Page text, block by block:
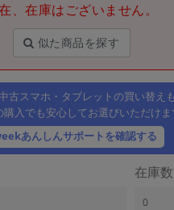
、在庫はございません。
似た商品を探す
古スマホ・タブレットの買い替え
購入でも安心してお選びいただけま
あんしんサポートを確認する
在庫数
0
み
」など
み